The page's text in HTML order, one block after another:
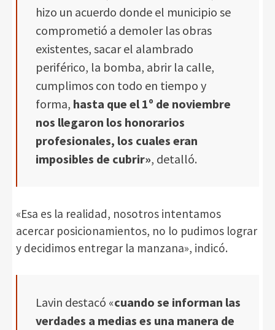
hizo un acuerdo donde el municipio se
comprometió a demoler las obras
existentes, sacar el alambrado
periférico, la bomba, abrir la calle,
cumplimos con todo en tiempo y
forma, hasta que el 1º de noviembre
nos llegaron los honorarios
profesionales, los cuales eran
imposibles de cubrir», detalló.
«Esa es la realidad, nosotros intentamos
acercar posicionamientos, no lo pudimos lograr
y decidimos entregar la manzana», indicó.
Lavin destacó «cuando se informan las
verdades a medias es una manera de